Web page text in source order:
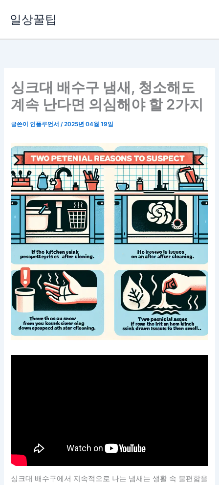
로
일상꿀팁
싱크대 배수구 냄새, 청소해도
계속 난다면 의심해야 할 2가지
글쓴이 인플루언서/2025년 04월 19일
싱크대 배수구에서 지속적으로 나는 냄새는 생활 속 불편함을